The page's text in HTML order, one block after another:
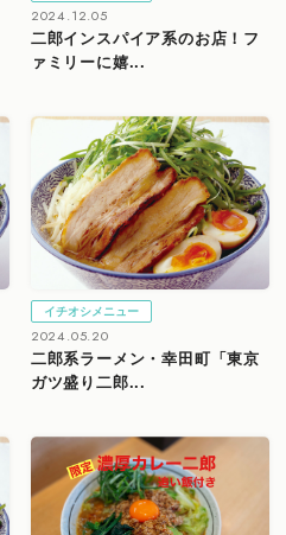
2024.12.05
二郎インスパイア系のお店！フ
ァミリーに嬉...
イチオシメニュー
2024.05.20
二郎系ラーメン・幸田町「東京
ガツ盛り二郎...